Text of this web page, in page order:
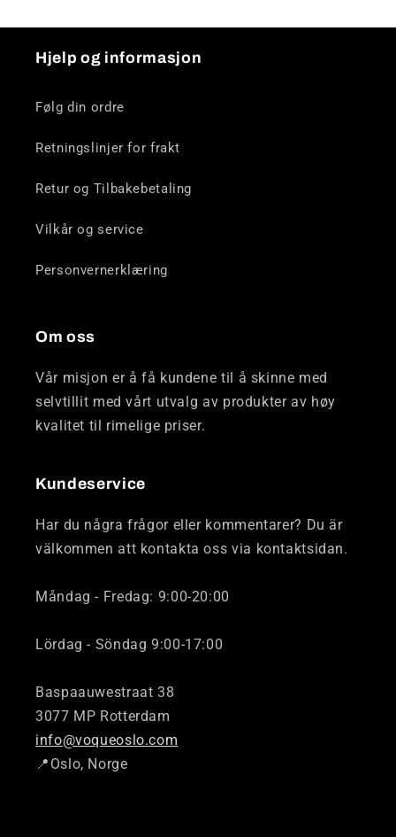
Hjelp og informasjon
Følg din ordre
Retningslinjer for frakt
Retur og Tilbakebetaling
Vilkår og service
Personvernerklæring
Om oss
Vår misjon er å få kundene til å skinne med
selvtillit med vårt utvalg av produkter av høy
kvalitet til rimelige priser.
Kundeservice
Har du några frågor eller kommentarer? Du är
välkommen att kontakta oss via kontaktsidan.
Måndag - Fredag: 9:00-20:00
Lördag - Söndag 9:00-17:00
Baspaauwestraat 38
3077 MP Rotterdam
info@voqueoslo.com
📍Oslo, Norge